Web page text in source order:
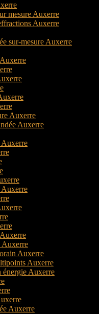
mesure Auxerre
Auxerre
sur-mesure Auxerre
Auxerre
Auxerre
Auxerre
Auxerre
Auxerre
Auxerre
Auxerre
énergie Auxerre
Auxerre